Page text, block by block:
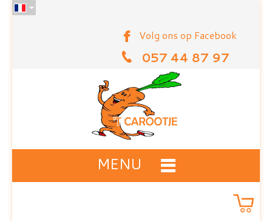
Volg ons op Facebook
057 44 87 97
MENU